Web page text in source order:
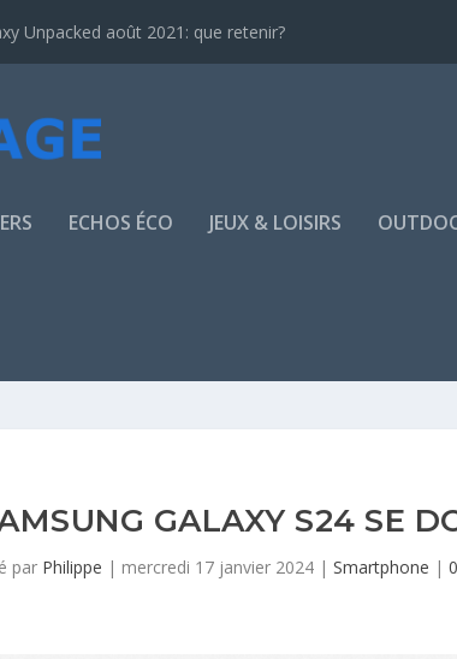
Unpacked août 2021: que retenir?
ECHOS ÉCO JEUX & LOISIRS
GALAXY S24 SE
par Philippe | mercredi 17 janvier 2024 |Smartphone |